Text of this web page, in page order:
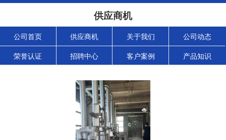
供应商机
公司首页 供应商机 关于我们 公司动态
荣誉认证 招聘中心 客户案例 产品知识